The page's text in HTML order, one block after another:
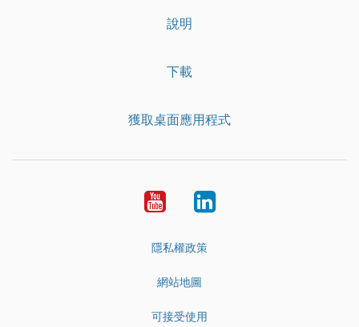
說明
下載
獲取桌面應用程式
YouTubeLinkedIn
隱私權政策
網站地圖
可接受使用